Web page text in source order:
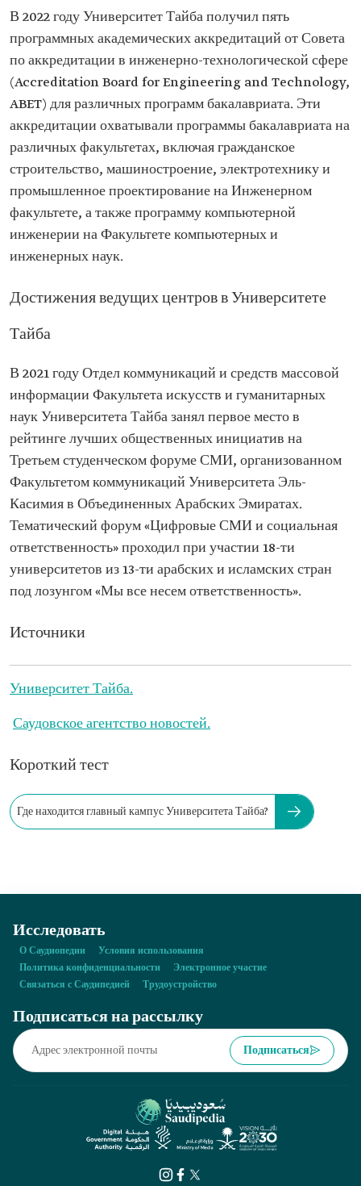
В 2022 году Университет Тайба получил пять
программных академических аккредитаций от Совета
по аккредитации в инженерно-технологической сфере
(Accreditation Board for Engineering and Technology,
ABET) для различных программ бакалавриата. Эти
аккредитации охватывали программы бакалавриата на
различных факультетах, включая гражданское
строительство, машиностроение, электротехнику и
промышленное проектирование на Инженерном
факультете, а также программу компьютерной
инженерии на Факультете компьютерных и
инженерных наук.
Достижения ведущих центров в Университете
Тайба
В 2021 году Отдел коммуникаций и средств массовой
информации Факультета искусств и гуманитарных
наук Университета Тайба занял первое место в
рейтинге лучших общественных инициатив на
Третьем студенческом форуме СМИ, организованном
Факультетом коммуникаций Университета Эль-
Касимия в Объединенных Арабских Эмиратах.
Тематический форум «Цифровые СМИ и социальная
ответственность» проходил при участии 18-ти
университетов из 13-ти арабских и исламских стран
под лозунгом «Мы все несем ответственность».
Источники
Университет Тайба.
Саудовское агентство новостей.
Короткий тест
Где находится главный кампус Университета Тайба?
Исследовать
О Саудиопедии
Условия использования
Политика конфиденциальности
Электронное участие
Связаться с Саудипедией
Трудоустройство
Подписаться на рассылку
Подписаться